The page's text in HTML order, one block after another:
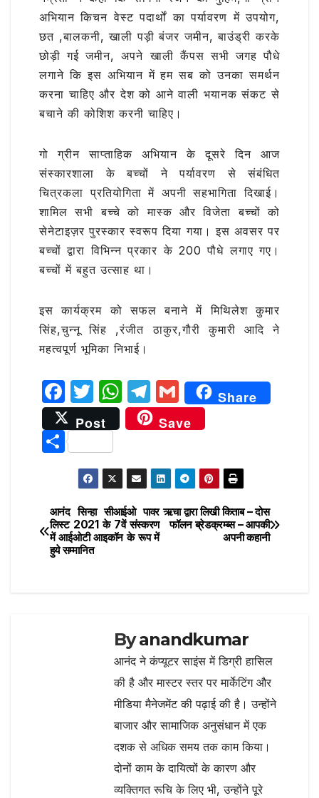
अभियान किचन वेस्ट पदार्थों का पर्यावरण में उपयोग,
छत ,बालकनी, खाली पड़ी बंजर जमीन, बाउंड्री करके
छोड़ी गई जमीन, अपने खाली कैंपस सभी जगह पौधे
लगाने कि इस अभियान में हम सब को उनका समर्थन
करना चाहिए और देश को आने वाली भयानक संकट से
बचाने की कोशिश करनी चाहिए।
गो ग्रीन साप्ताहिक अभियान के दूसरे दिन आज
संस्कारशाला के बच्चों ने पर्यावरण से संबंधित
चित्रकला प्रतियोगिता में अपनी सहभागिता दिखाई।
शामिल सभी बच्चे को मास्क और विजेता बच्चों को
सेनेटाइज़र पुरस्कार स्वरूप दिया गया। इस अवसर पर
बच्चों द्वारा विभिन्न प्रकार के 200 पौधे लगाए गए।
बच्चों में बहुत उत्साह था।
इस कार्यक्रम को सफल बनाने में मिथिलेश कुमार
सिंह,चुन्नू सिंह ,रंजीत ठाकुर,गौरी कुमारी आदि ने
महत्वपूर्ण भूमिका निभाई।
F
a
c
e
b
o
o
k
T
w
it
te
r
W
h
at
A
p
p
T
el
e
ra
m
G
m
ai
Share
Post
Save
S
h
ar
e
Post
navigation
ऋचा द्वारा लिखी किताब – दोस
फॉलन ब्रेडक्रम्ब्स – आपकी
अपनी कहानी
आनंद सिन्हा सीआईओ पावर
लिस्ट 2021 के 7वें संस्करण
में आईओटी आइकॉन के रूप में
हुये सम्मानित
Byanandkumar
आनंद ने कंप्यूटर साइंस में डिग्री हासिल
की है और मास्टर स्तर पर मार्केटिंग और
मीडिया मैनेजमेंट की पढ़ाई की है। उन्होंने
बाजार और सामाजिक अनुसंधान में एक
दशक से अधिक समय तक काम किया।
दोनों काम के दायित्वों के कारण और
व्यक्तिगत रूचि के लिए भी, उन्होंने पूरे